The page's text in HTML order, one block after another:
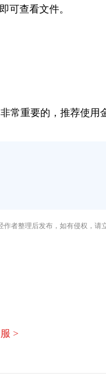
可查看文件。
常重要的，推荐使用
者整理后发布，如有侵权，请
>